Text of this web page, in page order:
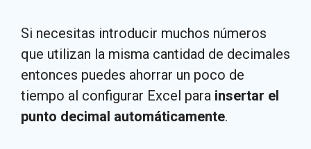
Si necesitas introducir muchos números
que utilizan la misma cantidad de decimales
entonces puedes ahorrar un poco de
tiempo al configurar Excel para insertar el
punto decimal automáticamente.